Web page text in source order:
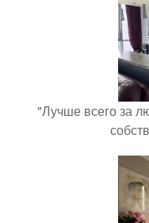
"Лучше всего за